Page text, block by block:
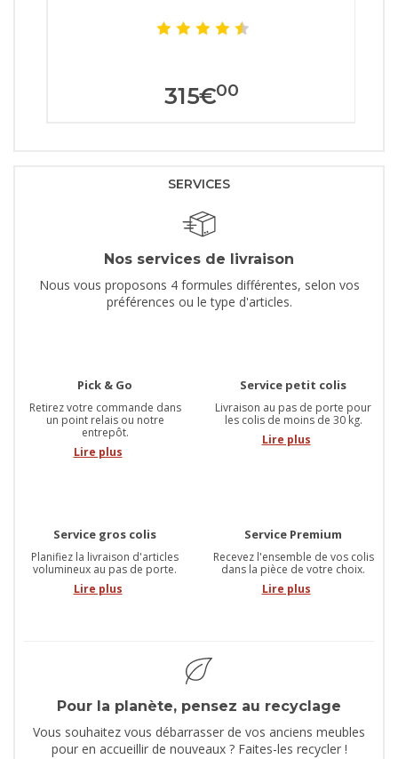
315€00
SERVICES
Nos services de livraison
Nous vous proposons 4 formules différentes, selon vos
préférences ou le type d'articles.
Pick & Go
Retirez votre commande dans
un point relais ou notre
entrepôt.
Lire plus
Service petit colis
Livraison au pas de porte pour
les colis de moins de 30 kg.
Lire plus
Service gros colis
Planifiez la livraison d'articles
volumineux au pas de porte.
Lire plus
Service Premium
Recevez l'ensemble de vos colis
dans la pièce de votre choix.
Lire plus
Pour la planète, pensez au recyclage
Vous souhaitez vous débarrasser de vos anciens meubles
pour en accueillir de nouveaux ? Faites-les recycler !